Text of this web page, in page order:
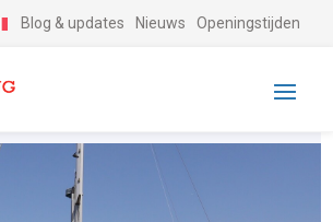
Blog & updates Nieuws Openingstijden